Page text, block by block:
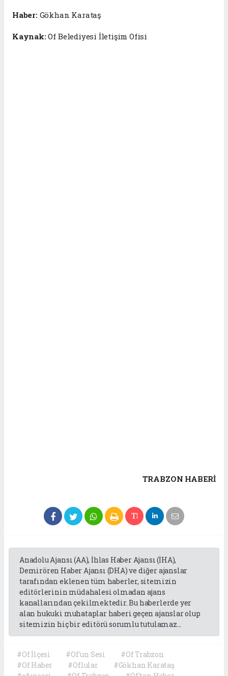
Haber: Gökhan Karataş
Kaynak:Of Belediyesi İletişim Ofisi
TRABZON HABERİ
Anadolu Ajansı (AA), İhlas Haber Ajansı (İHA),
Demirören Haber Ajansı (DHA) ve diğer ajanslar
tarafından eklenen tüm haberler, sitemizin
editörlerinin müdahalesi olmadan ajans
kanallarından çekilmektedir. Bu haberlerde yer
alan hukuki muhataplar haberi geçen ajanslar olup
sitemizin hiç bir editörü sorumlu tutulamaz...
#Of İlçesi #Of'un Sesi
#Of Trabzon
#Of Haber
#Oflular
#Gökhan Karataş